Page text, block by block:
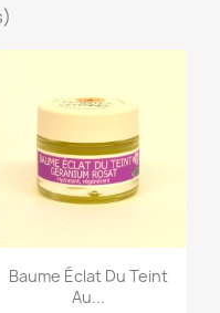
Aperçu rapide
Baume Éclat Du Teint
Au...